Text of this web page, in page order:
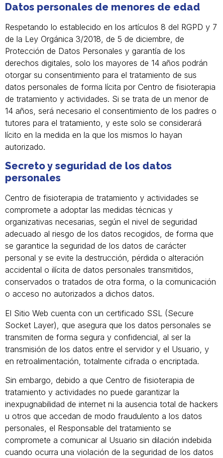
Datos personales de menores de edad
Respetando lo establecido en los artículos 8 del RGPD y 7
de la Ley Orgánica 3/2018, de 5 de diciembre, de
Protección de Datos Personales y garantía de los
derechos digitales, solo los mayores de 14 años podrán
otorgar su consentimiento para el tratamiento de sus
datos personales de forma lícita por Centro de fisioterapia
de tratamiento y actividades. Si se trata de un menor de
14 años, será necesario el consentimiento de los padres o
tutores para el tratamiento, y este solo se considerará
lícito en la medida en la que los mismos lo hayan
autorizado.
Secreto y seguridad de los datos
personales
Centro de fisioterapia de tratamiento y actividades se
compromete a adoptar las medidas técnicas y
organizativas necesarias, según el nivel de seguridad
adecuado al riesgo de los datos recogidos, de forma que
se garantice la seguridad de los datos de carácter
personal y se evite la destrucción, pérdida o alteración
accidental o ilícita de datos personales transmitidos,
conservados o tratados de otra forma, o la comunicación
o acceso no autorizados a dichos datos.
El Sitio Web cuenta con un certificado SSL (Secure
Socket Layer), que asegura que los datos personales se
transmiten de forma segura y confidencial, al ser la
transmisión de los datos entre el servidor y el Usuario, y
en retroalimentación, totalmente cifrada o encriptada.
Sin embargo, debido a que Centro de fisioterapia de
tratamiento y actividades no puede garantizar la
inexpugnabilidad de internet ni la ausencia total de hackers
u otros que accedan de modo fraudulento a los datos
personales, el Responsable del tratamiento se
compromete a comunicar al Usuario sin dilación indebida
cuando ocurra una violación de la seguridad de los datos